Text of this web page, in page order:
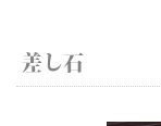
差し石